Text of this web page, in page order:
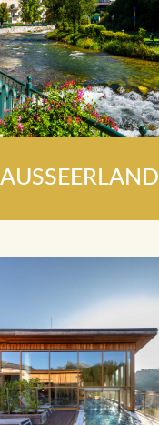
AUSSEERLAND